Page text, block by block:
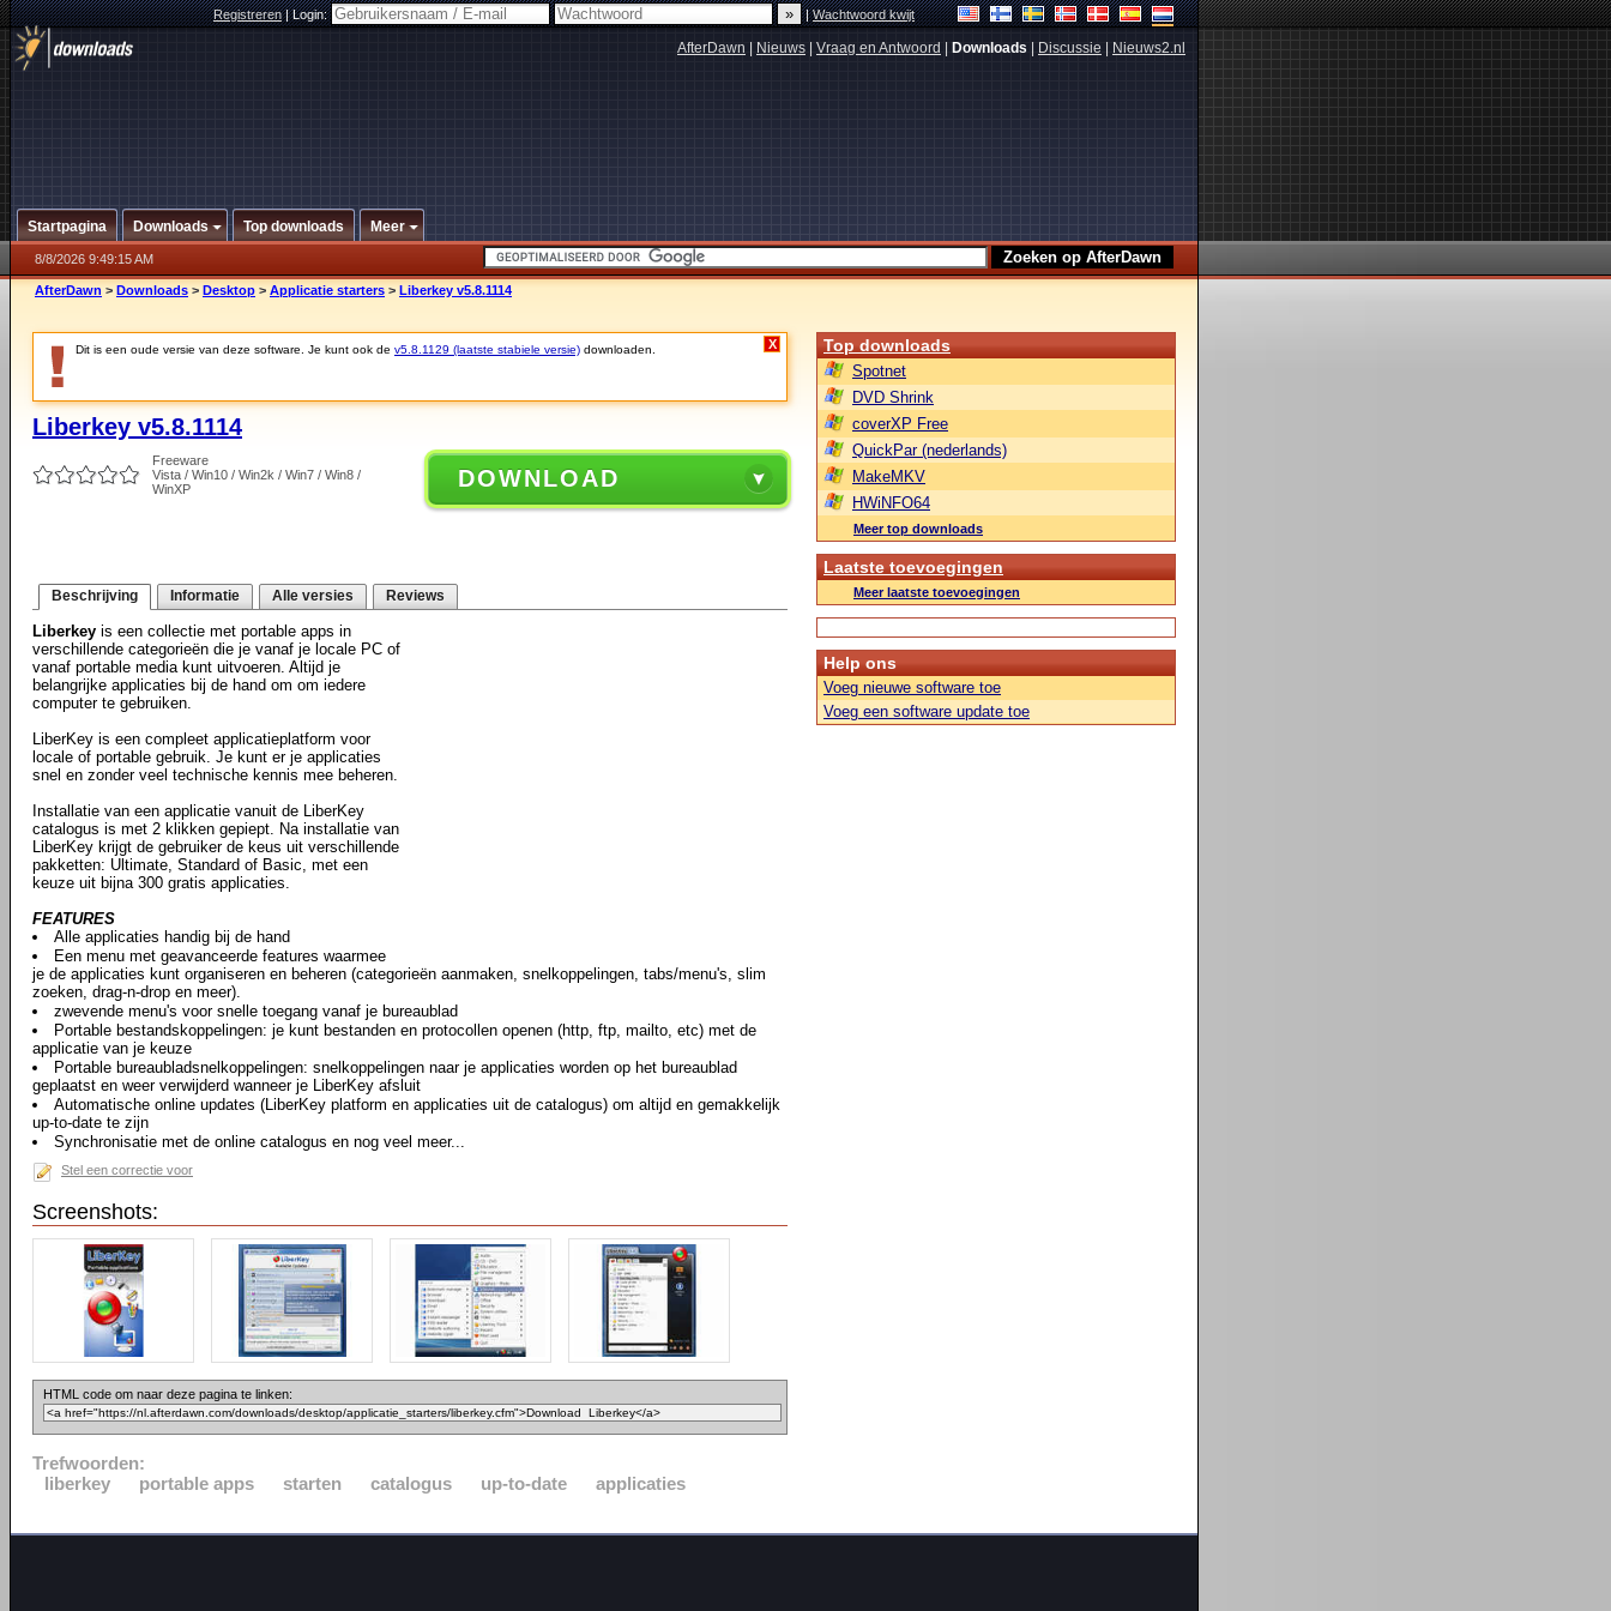
Registreren|Login: |Wachtwoord kwijt
AfterDawn Nieuws Vraag en Antwoord Downloads Discussie Nieuws2.nl
Startpagina Downloads Top downloads Meer
8/8/2026 9:49:15 AM
AfterDawn > Downloads > Desktop > Applicatie starters > Liberkey v5.8.1114
Dit is een oude versie van deze software. Je kunt ook de v5.8.1129 (laatste stabiele versie) downloaden. X
Liberkey v5.8.1114
Freeware
Vista / Win10 / Win2k / Win7 / Win8 /
WinXP
DOWNLOAD
Beschrijving Informatie Alle versies Reviews
Liberkey is een collectie met portable apps in
verschillende categorieën die je vanaf je locale PC of
vanaf portable media kunt uitvoeren. Altijd je
belangrijke applicaties bij de hand om om iedere
computer te gebruiken.
LiberKey is een compleet applicatieplatform voor
locale of portable gebruik. Je kunt er je applicaties
snel en zonder veel technische kennis mee beheren.
Installatie van een applicatie vanuit de LiberKey
catalogus is met 2 klikken gepiept. Na installatie van
LiberKey krijgt de gebruiker de keus uit verschillende
pakketten: Ultimate, Standard of Basic, met een
keuze uit bijna 300 gratis applicaties.
FEATURES
Alle applicaties handig bij de hand
Een menu met geavanceerde features waarmee
je de applicaties kunt organiseren en beheren (categorieën aanmaken, snelkoppelingen, tabs/menu's, slim
zoeken, drag-n-drop en meer).
zwevende menu's voor snelle toegang vanaf je bureaublad
Portable bestandskoppelingen: je kunt bestanden en protocollen openen (http, ftp, mailto, etc) met de
applicatie van je keuze
Portable bureaubladsnelkoppelingen: snelkoppelingen naar je applicaties worden op het bureaublad
geplaatst en weer verwijderd wanneer je LiberKey afsluit
Automatische online updates (LiberKey platform en applicaties uit de catalogus) om altijd en gemakkelijk
up-to-date te zijn
Synchronisatie met de online catalogus en nog veel meer...
Stel een correctie voor
Screenshots:
HTML code om naar deze pagina te linken:
Trefwoorden:
liberkey
portable apps starten catalogus up-to-date applicaties
Top downloads
Spotnet
DVD Shrink
coverXP Free
QuickPar (nederlands)
MakeMKV
HWiNFO64
Meer top downloads
Laatste toevoegingen
Meer laatste toevoegingen
Help ons
Voeg nieuwe software toe
Voeg een software update toe